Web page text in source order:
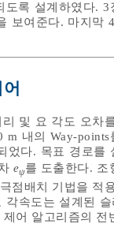
록 설계하였다.
보여준다. 마지
및 요 각도 오차
m 내의 Way-
었다. 목표 경로
eψ를 도출한다.
점배치 기법을 적
속도는 설계된
어 알고리즘의 전